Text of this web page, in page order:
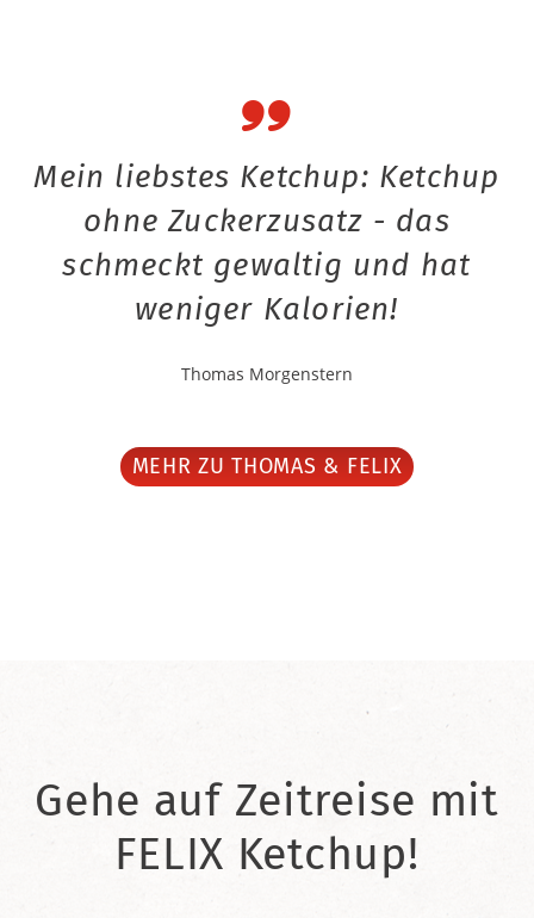
Mein liebstes Ketchup: Ketchup
ohne Zuckerzusatz - das
schmeckt gewaltig und hat
weniger Kalorien!
Thomas Morgenstern
MEHR ZU THOMAS & FELIX
Gehe auf Zeitreise mit
FELIX Ketchup!